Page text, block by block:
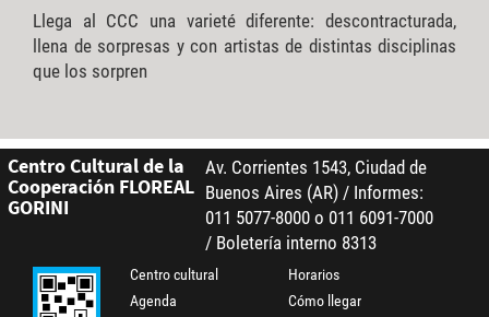
Llega al CCC una varieté diferente: descontracturada,
llena de sorpresas y con artistas de distintas disciplinas
que los sorpren
Centro Cultural de la
Cooperación FLOREAL
GORINI
Av. Corrientes 1543, Ciudad de
Buenos Aires (AR) / Informes:
011 5077-8000 o 011 6091-7000
/ Boletería interno 8313
Centro cultural
Agenda
Horarios
Cómo llegar